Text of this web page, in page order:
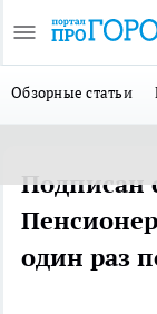
Обзорные статьи
Подписан
один раз